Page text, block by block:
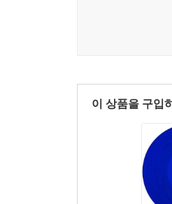
이 상품을 구입